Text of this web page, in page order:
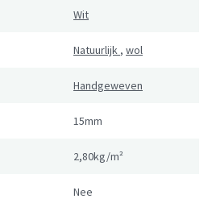
Wit
Natuurlijk , wol
Handgeweven
15mm
2,80kg/m²
Nee